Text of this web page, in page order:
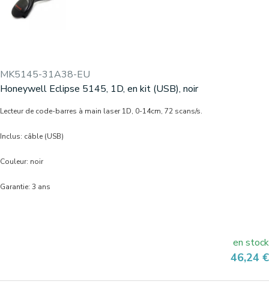
MK5145-31A38-EU
Honeywell Eclipse 5145, 1D, en kit (USB), noir
Lecteur de code-barres à main laser 1D, 0-14cm, 72 scans/s.
Inclus: câble (USB)
Couleur: noir
Garantie: 3 ans
en stock
Prix
46,24 €